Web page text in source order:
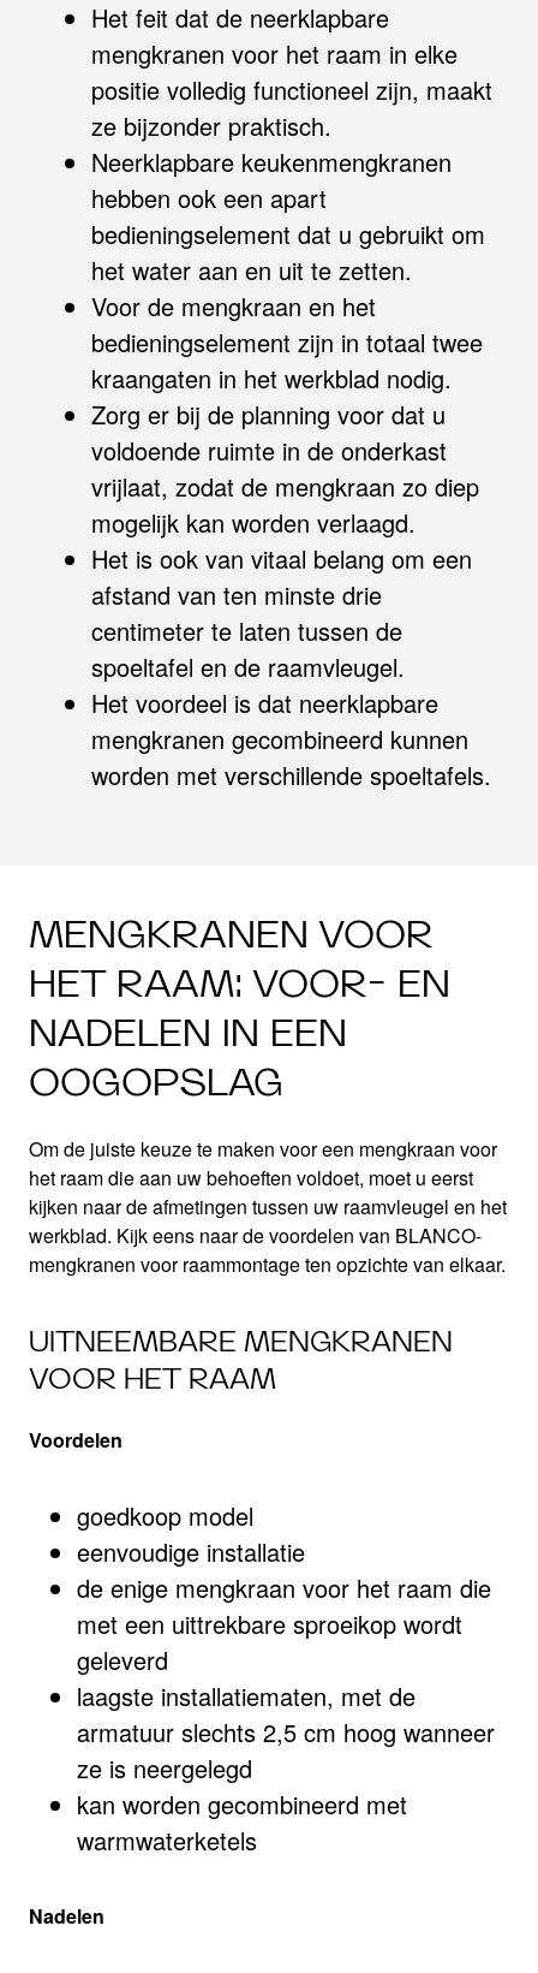
Het feit dat de neerklapbare
mengkranen voor het raam in elke
positie volledig functioneel zijn, maakt
ze bijzonder praktisch.
Neerklapbare keukenmengkranen
hebben ook een apart
bedieningselement dat u gebruikt om
het water aan en uit te zetten.
Voor de mengkraan en het
bedieningselement zijn in totaal twee
kraangaten in het werkblad nodig.
Zorg er bij de planning voor dat u
voldoende ruimte in de onderkast
vrijlaat, zodat de mengkraan zo diep
mogelijk kan worden verlaagd.
Het is ook van vitaal belang om een
afstand van ten minste drie
centimeter te laten tussen de
spoeltafel en de raamvleugel.
Het voordeel is dat neerklapbare
mengkranen gecombineerd kunnen
worden met verschillende spoeltafels.
MENGKRANEN VOOR
HET RAAM: VOOR- EN
NADELEN IN EEN
OOGOPSLAG
Om de juiste keuze te maken voor een mengkraan voor
het raam die aan uw behoeften voldoet, moet u eerst
kijken naar de afmetingen tussen uw raamvleugel en het
werkblad. Kijk eens naar de voordelen van BLANCO-
mengkranen voor raammontage ten opzichte van elkaar.
UITNEEMBARE MENGKRANEN
VOOR HET RAAM
Voordelen
goedkoop model
eenvoudige installatie
de enige mengkraan voor het raam die
met een uittrekbare sproeikop wordt
geleverd
laagste installatiematen, met de
armatuur slechts 2,5 cm hoog wanneer
ze is neergelegd
kan worden gecombineerd met
warmwaterketels
Nadelen